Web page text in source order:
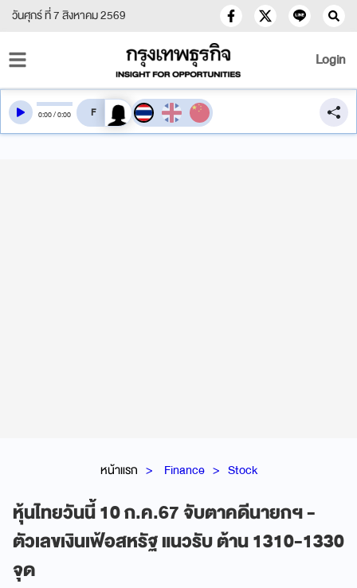
วันศุกร์ ที่ 7 สิงหาคม 2569
Login
หน้าแรก Finance Stock
หุ้นไทยวันนี้ 10 ก.ค.67 จับตาคดีนายกฯ -
ตัวเลขเงินเฟ้อสหรัฐ แนวรับ ต้าน 1310-1330
จุด
0:00/0:00 สลับเสียงอ่าน